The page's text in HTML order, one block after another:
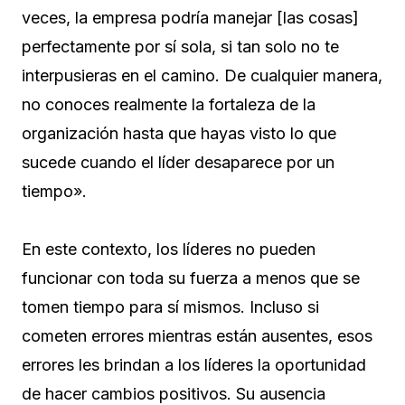
veces, la empresa podría manejar [las cosas]
perfectamente por sí sola, si tan solo no te
interpusieras en el camino. De cualquier manera,
no conoces realmente la fortaleza de la
organización hasta que hayas visto lo que
sucede cuando el líder desaparece por un
tiempo».
En este contexto, los líderes no pueden
funcionar con toda su fuerza a menos que se
tomen tiempo para sí mismos. Incluso si
cometen errores mientras están ausentes, esos
errores les brindan a los líderes la oportunidad
de hacer cambios positivos. Su ausencia